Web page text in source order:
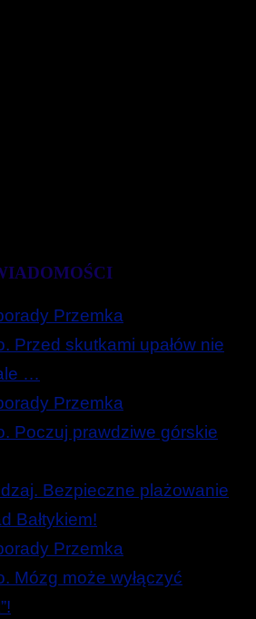
Przemka
Przed skutkami upałów nie
…
Przemka
Poczuj prawdziwe górskie
Bezpieczne plażowanie
Bałtykiem!
Przemka
Mózg może wyłączyć